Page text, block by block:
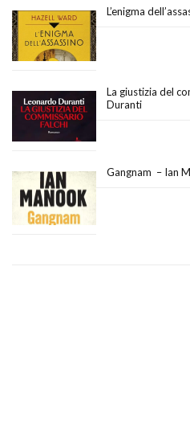
L’enigma
La giustizia del
Duranti
Gangnam – Ian